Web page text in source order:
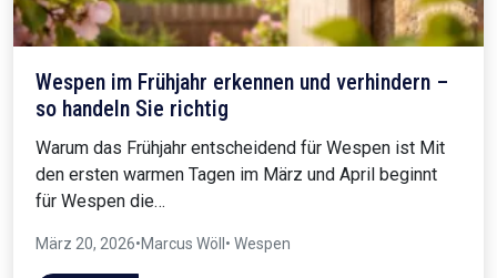
Wespen im Frühjahr erkennen und verhindern –
so handeln Sie richtig
Warum das Frühjahr entscheidend für Wespen ist Mit
den ersten warmen Tagen im März und April beginnt
für Wespen die…
März 20, 2026•Marcus Wöll • Wespen